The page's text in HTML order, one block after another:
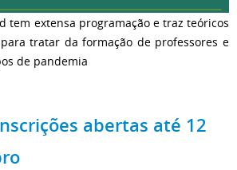
tem extensa programação e traz teóricos
tratar da formação de professores e
de pandemia
abertas até 12